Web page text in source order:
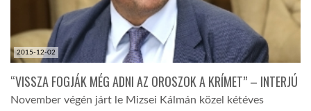
2015-12-02
“VISSZA FOGJÁK MÉG ADNI AZ OROSZOK A KRÍMET” – INTERJÚ
November végén járt le Mizsei Kálmán közel kétéves